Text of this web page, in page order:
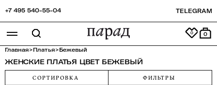
+7 495 540-55-04 TELEGRAM
0
Главная>Платья>Бежевый
ЖЕНСКИЕ ПЛАТЬЯ ЦВЕТ БЕЖЕВЫЙ
СОРТИРОВКА ФИЛЬТРЫ